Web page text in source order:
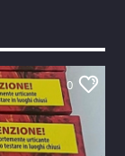
0